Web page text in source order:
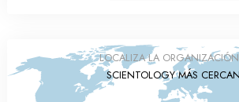
LOCALIZA LA
SCIENTOLOGY MÁS